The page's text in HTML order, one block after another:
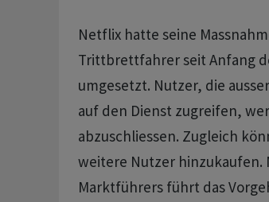
Netflix hatte seine
Trittbrettfahrer seit Anfang
umgesetzt. Nutzer, die
auf den Dienst zugreifen,
abzuschliessen. Zugleich
weitere Nutzer hinzukaufen.
Marktführers führt das